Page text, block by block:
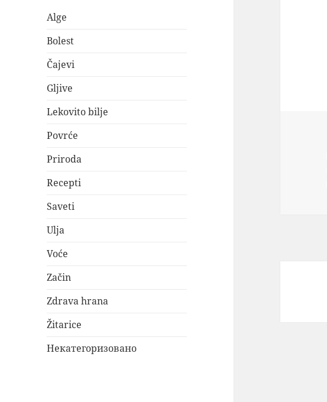
Alge
Bolest
Čajevi
Gljive
Lekovito bilje
Povrće
Priroda
Recepti
Saveti
Ulja
Voće
Začin
Zdrava hrana
Žitarice
Некатегоризовано